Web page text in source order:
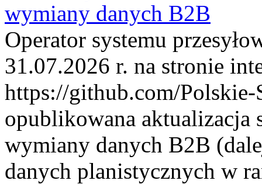
wymiany danych B2B
Operator systemu
31.07.2026 r. na stronie
https://github.com/Polskie-
opublikowana aktualizacja
wymiany danych B2B
danych planistycznych w